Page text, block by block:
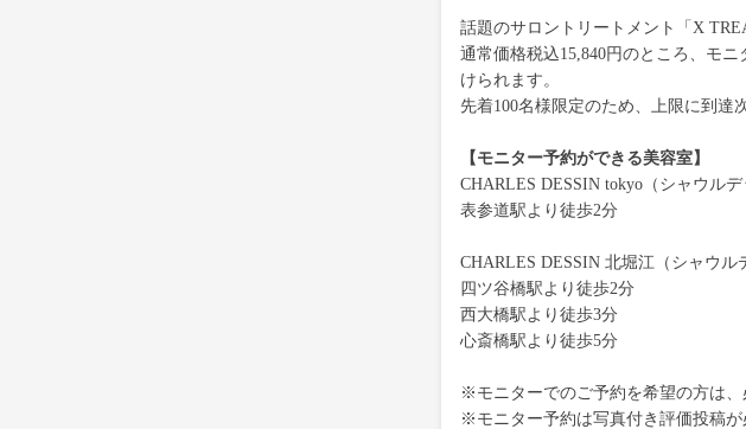
話題のサロントリートメント「X
通常価格税込15,840円のところ、モ
けられます。
先着100名様限定のため、上限に到達
【モニター予約ができる美容室】
CHARLES DESSIN tokyo（シャウルデ
表参道駅より徒歩2分
CHARLES DESSIN 北堀江（シャウル
四ツ谷橋駅より徒歩2分
西大橋駅より徒歩3分
心斎橋駅より徒歩5分
※モニターでのご予約を希望の方は、
※モニター予約は写真付き評価投稿